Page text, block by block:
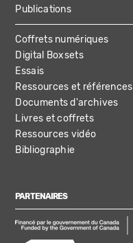
Publications
Coffrets numériques
Digital Boxsets
Essais
Ressources et références
Documents d'archives
Livres et coffrets
Ressources vidéo
Bibliographie
PARTENAIRES